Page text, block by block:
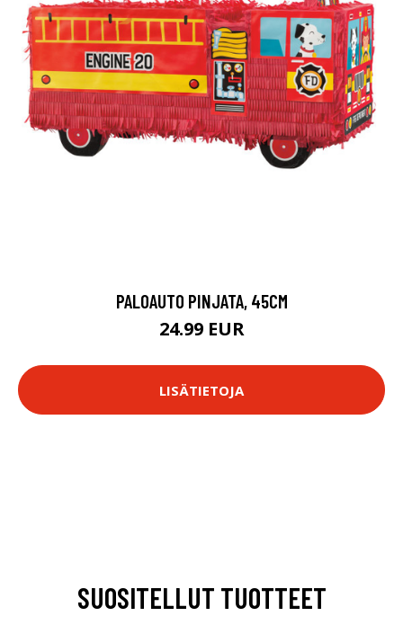
PALOAUTO PINJATA, 45CM
24.99 EUR
LISÄTIETOJA
SUOSITELLUT TUOTTEET